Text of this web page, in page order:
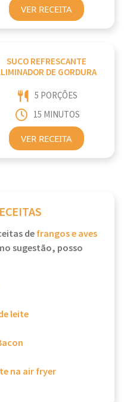
VER RECEITA
SUCO REFRESCANTE
DE GORDURA
5 PORÇÕES
15 MINUTOS
VER RECEITA
defrangos e aves
sugestão, posso
leite
na air fryer